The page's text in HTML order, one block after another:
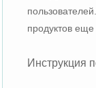
продуктов
Инструкция